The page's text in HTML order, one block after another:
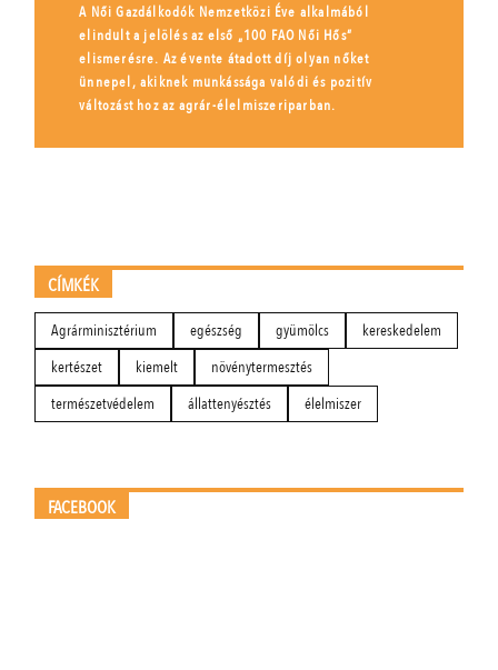
A Női Gazdálkodók Nemzetközi Éve alkalmából
elindult a jelölés az első „100 FAO Női Hős”
elismerésre. Az évente átadott díj olyan nőket
ünnepel, akiknek munkássága valódi és pozitív
változást hoz az agrár-élelmiszeriparban.
CÍMKÉK
Agrárminisztérium egészség gyümölcs
kereskedelem
kertészet
kiemelt
növénytermesztés
természetvédelem
állattenyésztés élelmiszer
FACEBOOK